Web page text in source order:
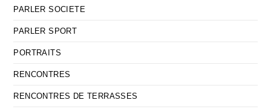
PARLER SOCIETE
PARLER SPORT
PORTRAITS
RENCONTRES
RENCONTRES DE TERRASSES